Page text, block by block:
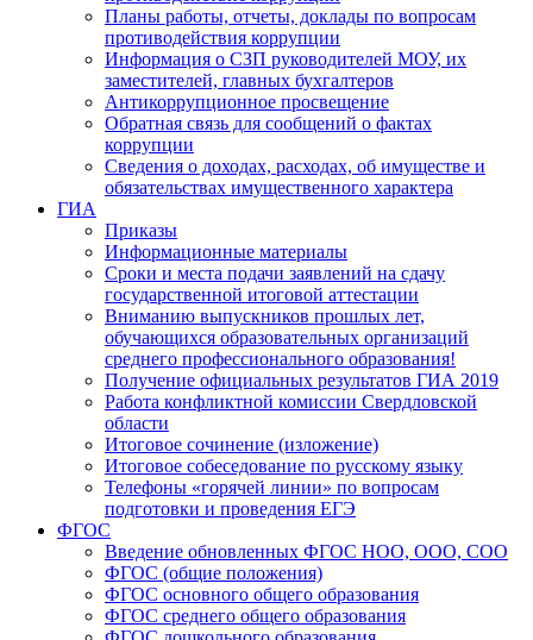
Планы работы, отчеты, доклады по вопросам
противодействия коррупции
Информация о СЗП руководителей МОУ, их
заместителей, главных бухгалтеров
Антикоррупционное просвещение
Обратная связь для сообщений о фактах
коррупции
Сведения о доходах, расходах, об имуществе и
обязательствах имущественного характера
ГИА
Приказы
Информационные материалы
Сроки и места подачи заявлений на сдачу
государственной итоговой аттестации
Вниманию выпускников прошлых лет,
обучающихся образовательных организаций
среднего профессионального образования!
Получение официальных результатов ГИА 2019
Работа конфликтной комиссии Свердловской
области
Итоговое сочинение (изложение)
Итоговое собеседование по русскому языку
Телефоны «горячей линии» по вопросам
подготовки и проведения ЕГЭ
ФГОС
Введение обновленных ФГОС НОО, ООО, СОО
ФГОС (общие положения)
ФГОС основного общего образования
ФГОС среднего общего образования